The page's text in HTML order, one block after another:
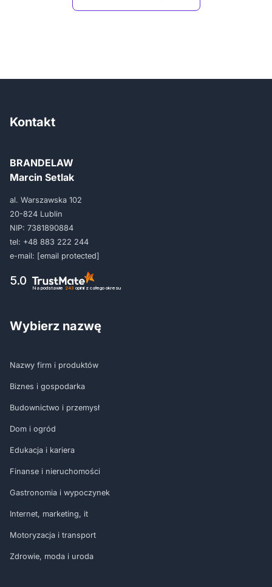
Kontakt
BRANDELAW
Marcin Setlak
al. Warszawska 102
20-824 Lublin
NIP: 7381890884
tel: +48 883 222 244
e-mail: [email protected]
5.0
Na podstawie 243 opinii z całego okresu
Wybierz nazwę
Nazwy firm i produktów
Biznes i gospodarka
Budownictwo i przemysł
Dom i ogród
Edukacja i kariera
Finanse i nieruchomości
Gastronomia i wypoczynek
Internet, marketing, it
Motoryzacja i transport
Zdrowie, moda i uroda